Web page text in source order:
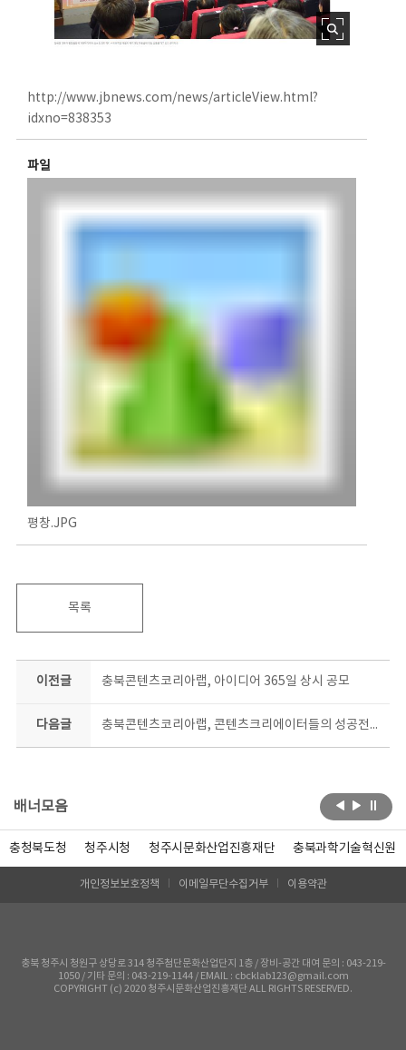
http://www.jbnews.com/news/articleView.html?
idxno=838353
파일
평창.JPG
목록
이전글 충북콘텐츠코리아랩, 아이디어 365일 상시 공모
다음글 충북콘텐츠코리아랩, 콘텐츠크리에이터들의 성공전략과 마케팅 강연
배너모음
충청북도청 청주시청 청주시문화산업진흥재단 충북과학기술혁신원
개인정보보호정책 이메일무단수집거부 이용약관
충북 청주시 청원구 상당로 314 청주첨단문화산업단지 1층 / 장비-공간 대여 문의 : 043-219-
1050 / 기타 문의 : 043-219-1144 / EMAIL : cbcklab123@gmail.com
COPYRIGHT (c) 2020 청주시문화산업진흥재단 ALL RIGHTS RESERVED.